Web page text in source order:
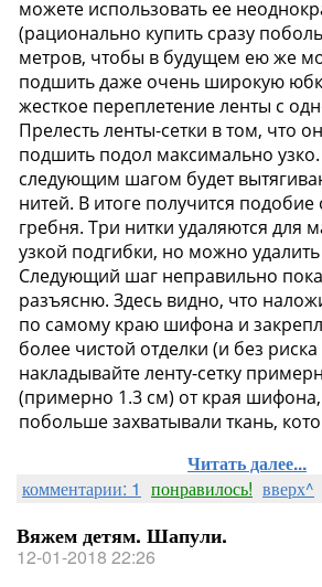
Читать далее...
комментарии: 1 понравилось! вверх^
Вяжем детям. Шапули.
12-01-2018 22:26